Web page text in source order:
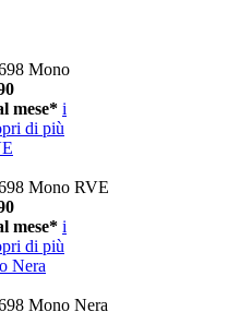
Mono
mese* i
di più
Mono RVE
mese* i
di più
Nera
Mono Nera